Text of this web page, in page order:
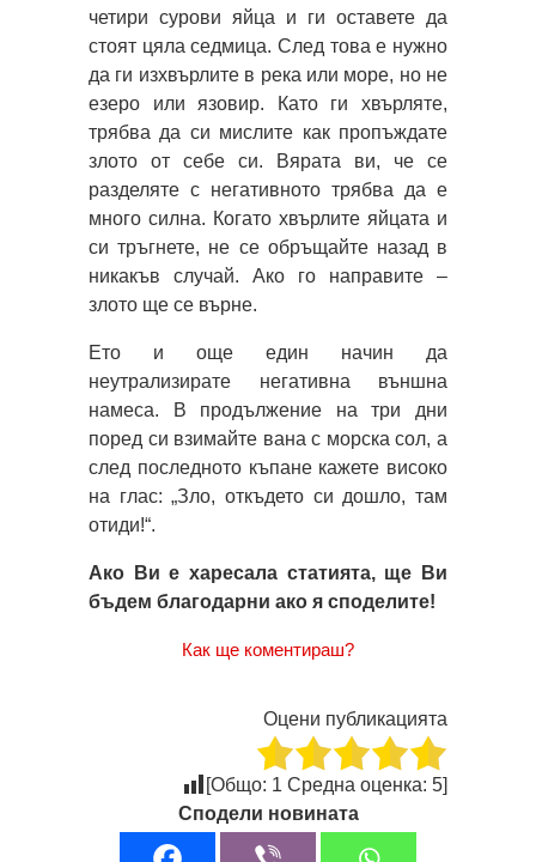
четири сурови яйца и ги оставете да
стоят цяла седмица. След това е нужно
да ги изхвърлите в река или море, но не
езеро или язовир. Като ги хвърляте,
трябва да си мислите как пропъждате
злото от себе си. Вярата ви, че се
разделяте с негативното трябва да е
много силна. Когато хвърлите яйцата и
си тръгнете, не се обръщайте назад в
никакъв случай. Ако го направите –
злото ще се върне.
Ето и още един начин да
неутрализирате негативна външна
намеса. В продължение на три дни
поред си взимайте вана с морска сол, а
след последното къпане кажете високо
на глас: „Зло, откъдето си дошло, там
отиди!“.
Ако Ви е харесала статията, ще Ви
бъдем благодарни ако я споделите!
Как ще коментираш?
Оцени публикацията
[Общо: 1 Средна оценка: 5]
Сподели новината